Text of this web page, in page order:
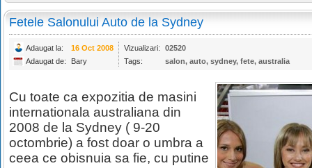
Fetele Salonului Auto de la Sydney
Adaugat la: 16 Oct 2008 Vizualizari:
02520
Adaugat de:
Bary Tags: salon, auto, sydney, fete, australia
Cu toate ca expozitia de masini
internationala australiana din
2008 de la Sydney ( 9-20
octombrie) a fost doar o umbra a
ceea ce obisnuia sa fie, cu putine